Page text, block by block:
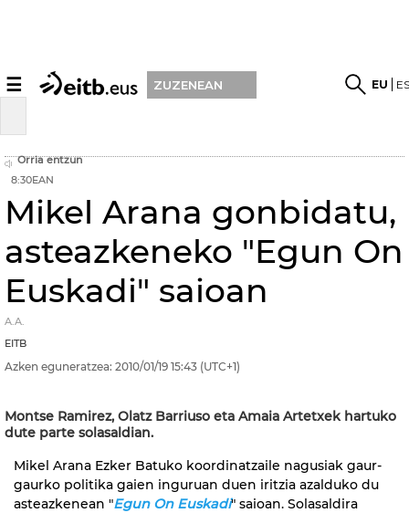
☰ ZUZENEAN EU
Orria entzun
8:30EAN
Mikel Arana gonbidatu,
asteazkeneko "Egun On
Euskadi" saioan
A.A.
EITB
Azken eguneratzea: 2010/01/19 15:43 (UTC+1)
Montse Ramirez, Olatz Barriuso eta Amaia Artetxek hartuko
dute parte solasaldian.
Mikel Arana Ezker Batuko koordinatzaile nagusiak gaur-
gaurko politika gaien inguruan duen iritzia azalduko du
asteazkenean "Egun On Euskadi" saioan. Solasaldira